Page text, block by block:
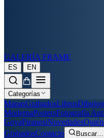
GALERÍA FRAME
ES | EN
Categorías
MapasGrabadosLibrosDibujos
ModernaPostersFotografía
GoyaPiranesiNovedades
GrabadosContacto Buscar…